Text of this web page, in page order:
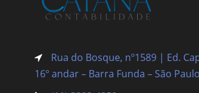
Rua do Bosque, nº1589 | Ed.
16º andar – Barra Funda – São